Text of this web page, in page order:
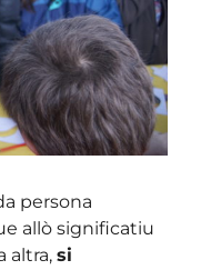
persona
allò significatiu
altra, si